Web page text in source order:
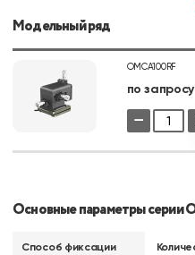
Модельный ряд
OMCA100RF
по запросу
−
Основные параметры серии
Способ фиксации